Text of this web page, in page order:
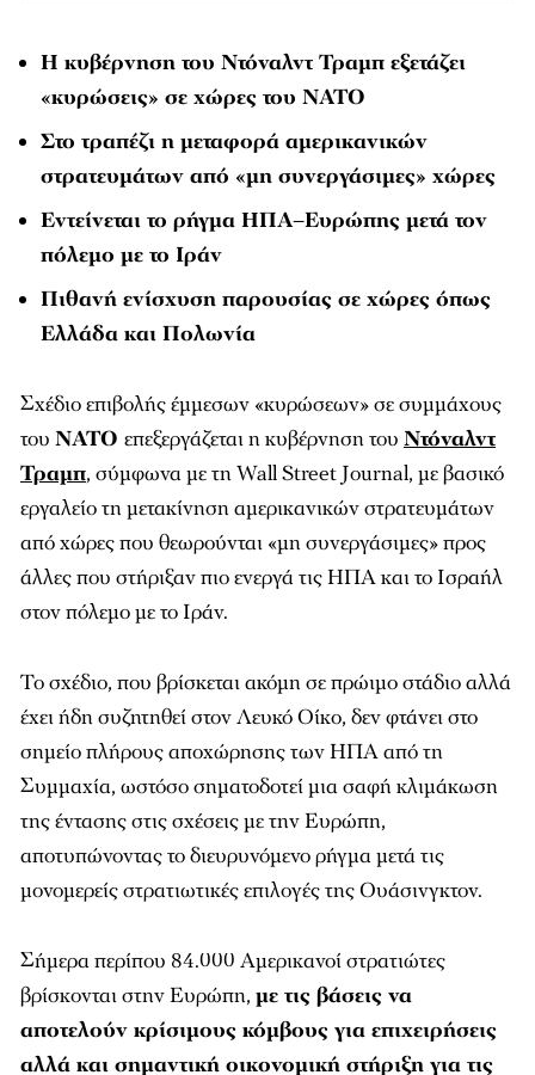
Η κυβέρνηση του Ντόναλντ Τραμπ εξετάζει
«κυρώσεις» σε χώρες του ΝΑΤΟ
Στο τραπέζι η μεταφορά αμερικανικών
στρατευμάτων από «μη συνεργάσιμες» χώρες
Εντείνεται το ρήγμα ΗΠΑ–Ευρώπης μετά τον
πόλεμο με το Ιράν
Πιθανή ενίσχυση παρουσίας σε χώρες όπως
Ελλάδα και Πολωνία
Σχέδιο επιβολής έμμεσων «κυρώσεων» σε συμμάχους
του ΝΑΤΟ επεξεργάζεται η κυβέρνηση του Ντόναλντ
Τραμπ, σύμφωνα με τη Wall Street Journal, με βασικό
εργαλείο τη μετακίνηση αμερικανικών στρατευμάτων
από χώρες που θεωρούνται «μη συνεργάσιμες» προς
άλλες που στήριξαν πιο ενεργά τις ΗΠΑ και το Ισραήλ
στον πόλεμο με το Ιράν.
Το σχέδιο, που βρίσκεται ακόμη σε πρώιμο στάδιο αλλά
έχει ήδη συζητηθεί στον Λευκό Οίκο, δεν φτάνει στο
σημείο πλήρους αποχώρησης των ΗΠΑ από τη
Συμμαχία, ωστόσο σηματοδοτεί μια σαφή κλιμάκωση
της έντασης στις σχέσεις με την Ευρώπη,
αποτυπώνοντας το διευρυνόμενο ρήγμα μετά τις
μονομερείς στρατιωτικές επιλογές της Ουάσινγκτον.
Σήμερα περίπου 84.000 Αμερικανοί στρατιώτες
βρίσκονται στην Ευρώπη, με τις βάσεις να
αποτελούν κρίσιμους κόμβους για επιχειρήσεις
αλλά και σημαντική οικονομική στήριξη για τις